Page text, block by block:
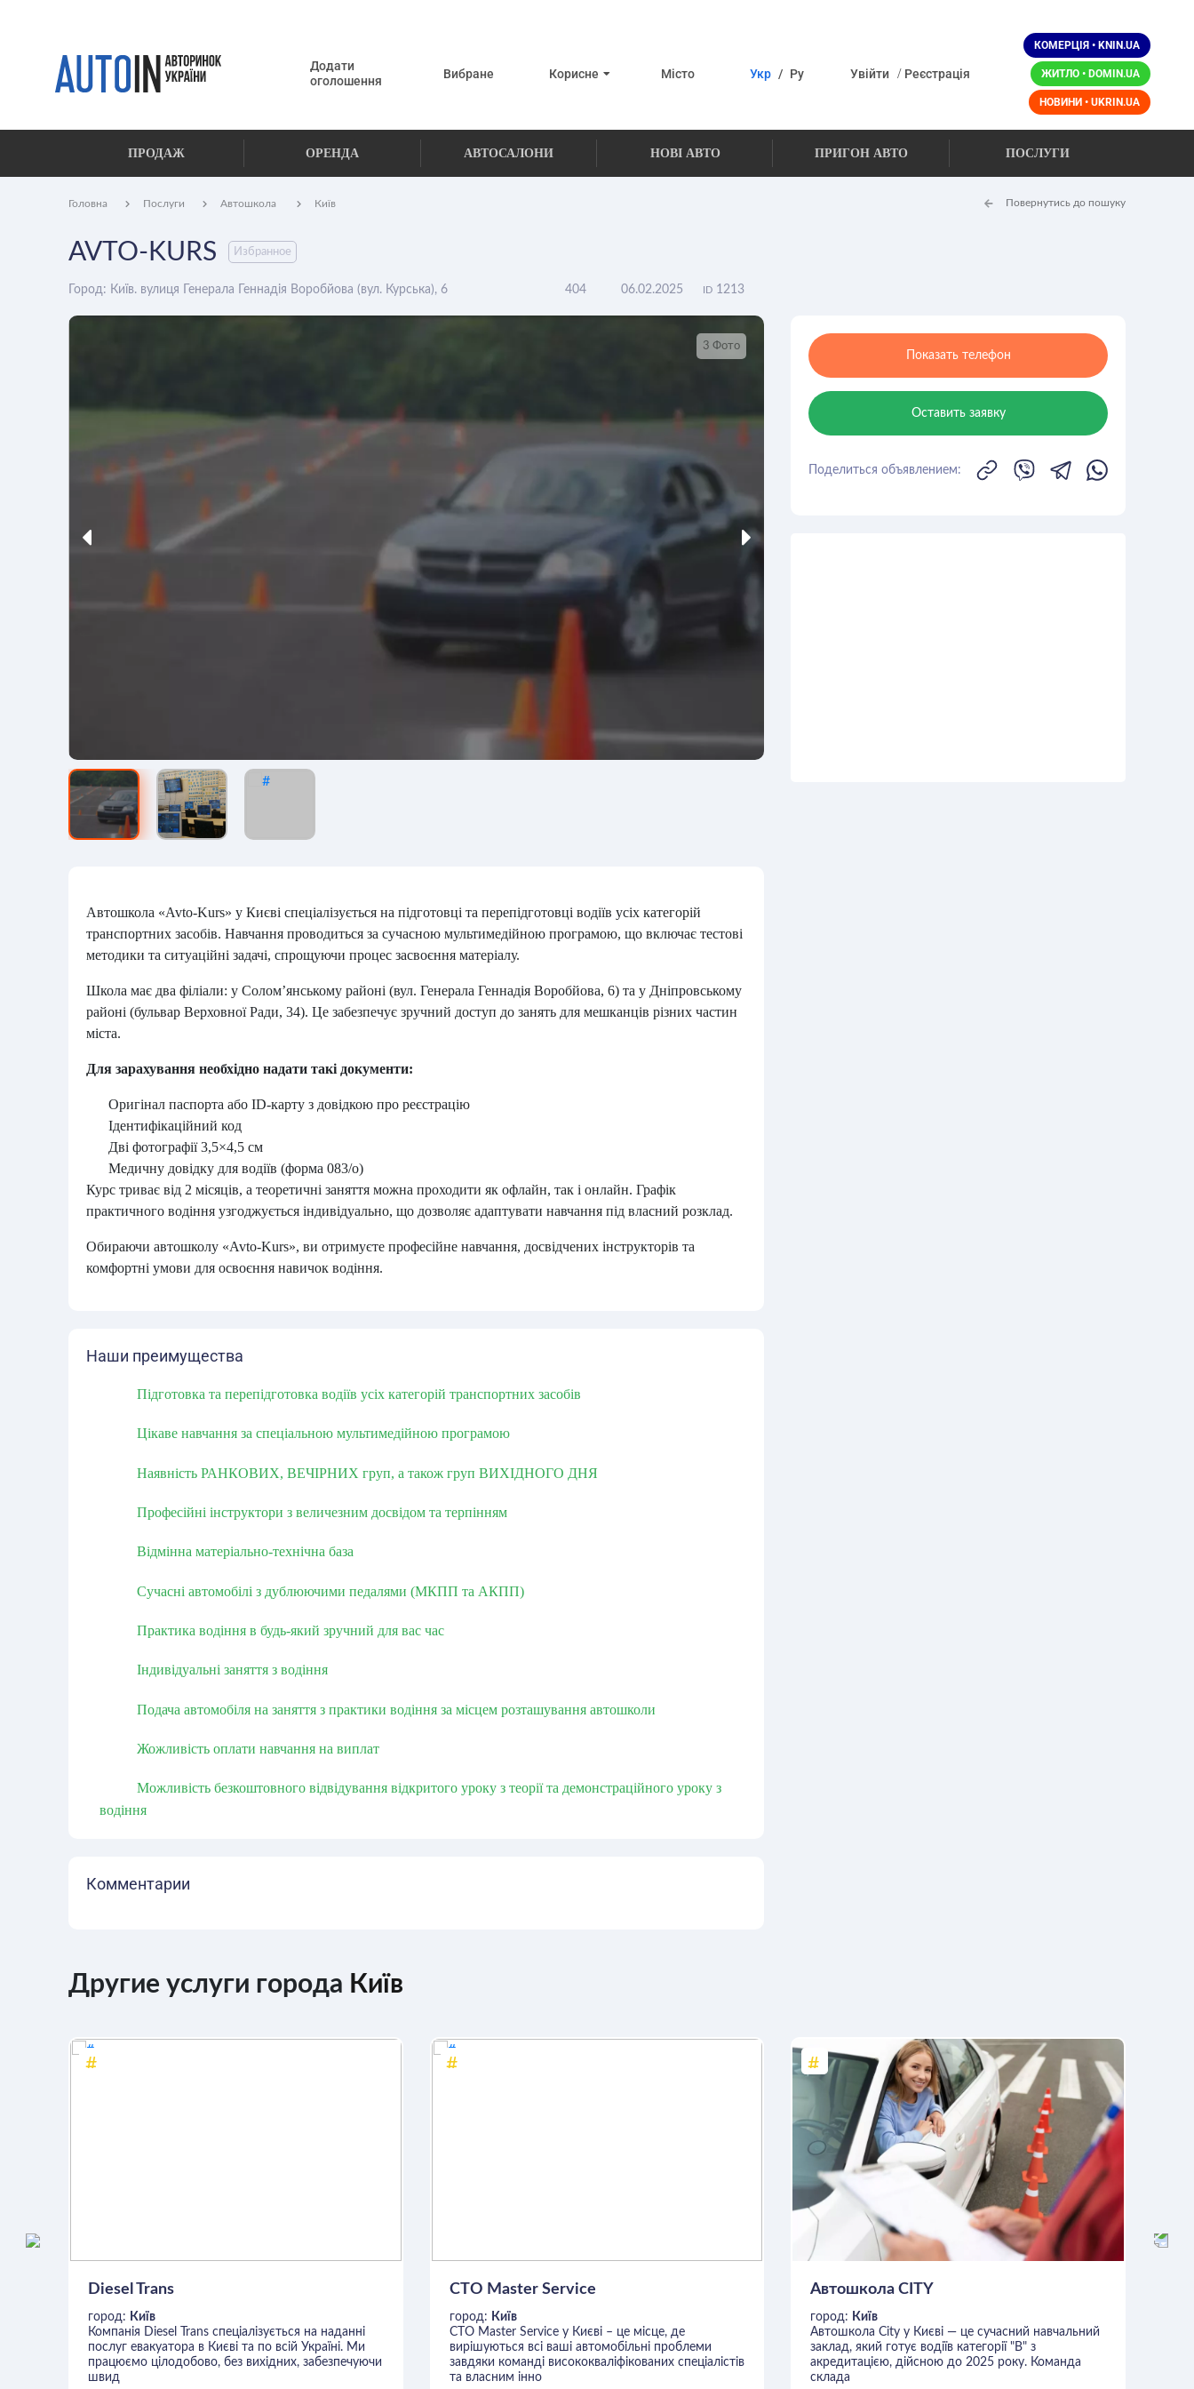
Додати
оголошення
Вибране Корисне Місто Укр / Ру Увійти / Реєстрація
КОМЕРЦІЯ • KNIN.UA
ЖИТЛО • DOMIN.UA
НОВИНИ • UKRIN.UA
ПРОДАЖ ОРЕНДА АВТОСАЛОНИ НОВІ АВТО ПРИГОН АВТО ПОСЛУГИ
Головна Послуги Автошкола Київ Повернутись до пошуку
AVTO-KURS Избранное
Город: Київ. вулиця Генерала Геннадія Воробйова (вул. Курська), 6 404 06.02.2025 ID 1213
3 Фото
Автошкола «Avto-Kurs» у Києві спеціалізується на підготовці та перепідготовці водіїв усіх категорій
транспортних засобів. Навчання проводиться за сучасною мультимедійною програмою, що включає тестові
методики та ситуаційні задачі, спрощуючи процес засвоєння матеріалу.
Школа має два філіали: у Солом’янському районі (вул. Генерала Геннадія Воробйова, 6) та у Дніпровському
районі (бульвар Верховної Ради, 34). Це забезпечує зручний доступ до занять для мешканців різних частин
міста.
Для зарахування необхідно надати такі документи:
Оригінал паспорта або ID-карту з довідкою про реєстрацію
Ідентифікаційний код
Дві фотографії 3,5×4,5 см
Медичну довідку для водіїв (форма 083/о)
Курс триває від 2 місяців, а теоретичні заняття можна проходити як офлайн, так і онлайн. Графік
практичного водіння узгоджується індивідуально, що дозволяє адаптувати навчання під власний розклад.
Обираючи автошколу «Avto-Kurs», ви отримуєте професійне навчання, досвідчених інструкторів та
комфортні умови для освоєння навичок водіння.
Наши преимущества
Підготовка та перепідготовка водіїв усіх категорій транспортних засобів
Цікаве навчання за спеціальною мультимедійною програмою
Наявність РАНКОВИХ, ВЕЧІРНИХ груп, а також груп ВИХІДНОГО ДНЯ
Професійні інструктори з величезним досвідом та терпінням
Відмінна матеріально-технічна база
Сучасні автомобілі з дублюючими педалями (МКПП та АКПП)
Практика водіння в будь-який зручний для вас час
Індивідуальні заняття з водіння
Подача автомобіля на заняття з практики водіння за місцем розташування автошколи
Жожливість оплати навчання на виплат
Можливість безкоштовного відвідування відкритого уроку з теорії та демонстраційного уроку з
водіння
Комментарии
Показать телефон
Оставить заявку
Поделиться объявлением:
Другие услуги города Київ
Diesel Trans
город: Київ
Компанія Diesel Trans спеціалізується на наданні
послуг евакуатора в Києві та по всій Україні. Ми
працюємо цілодобово, без вихідних, забезпечуючи
швид
СТО Master Service
город: Київ
СТО Master Service у Києві – це місце, де
вирішуються всі ваші автомобільні проблеми
завдяки команді висококваліфікованих спеціалістів
та власним інно
Автошкола CITY
город: Київ
Автошкола City у Києві — це сучасний навчальний
заклад, який готує водіїв категорії "В" з
акредитацією, дійсною до 2025 року. Команда
склада